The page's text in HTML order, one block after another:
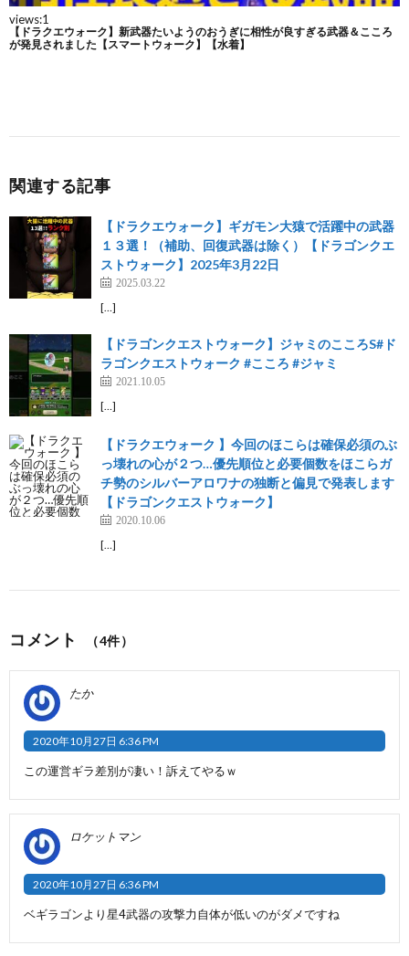
関連する記事
【ドラクエウォーク】ギガモン大猿で活躍中の武器
１３選！（補助、回復武器は除く）【ドラゴンクエ
ストウォーク】2025年3月22日
2025.03.22
[…]
【ドラゴンクエストウォーク】ジャミのこころS#ド
ラゴンクエストウォーク #こころ #ジャミ
2021.10.05
[…]
【ドラクエウォーク 】今回のほこらは確保必須のぶ
っ壊れの心が２つ…優先順位と必要個数をほこらガ
チ勢のシルバーアロワナの独断と偏見で発表します
【ドラゴンクエストウォーク】
2020.10.06
[…]
コメント （4件）
たか
2020年10月27日 6:36 PM
この運営ギラ差別が凄い！訴えてやるｗ
ロケットマン
2020年10月27日 6:36 PM
ベギラゴンより星4武器の攻撃力自体が低いのがダメですね